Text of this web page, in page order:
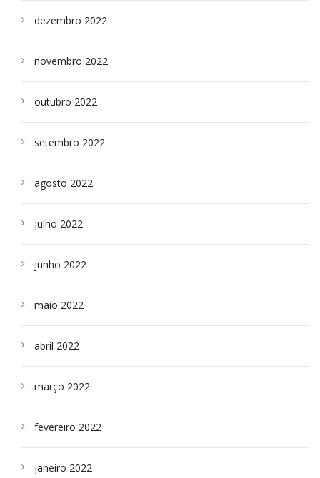
dezembro 2022
novembro 2022
outubro 2022
setembro 2022
agosto 2022
julho 2022
junho 2022
maio 2022
abril 2022
março 2022
fevereiro 2022
janeiro 2022